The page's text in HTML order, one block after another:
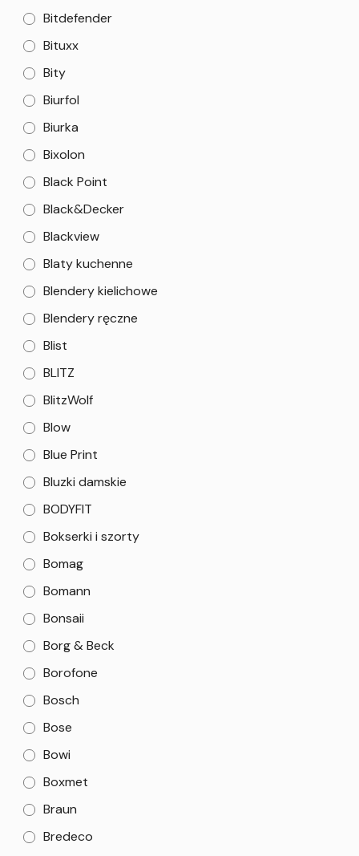
Bitdefender
Bituxx
Bity
Biurfol
Biurka
Bixolon
Black Point
Black&Decker
Blackview
Blaty kuchenne
Blendery kielichowe
Blendery ręczne
Blist
BLITZ
BlitzWolf
Blow
Blue Print
Bluzki damskie
BODYFIT
Bokserki i szorty
Bomag
Bomann
Bonsaii
Borg & Beck
Borofone
Bosch
Bose
Bowi
Boxmet
Braun
Bredeco